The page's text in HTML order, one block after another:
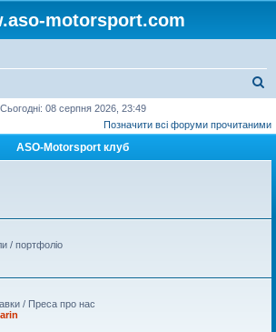
motorsport.com
ш
Сьогодні: 08 серпня 2026, 23:49
Позначити всі форуми прочитаними
ASO-Motorsport клуб
/ портфоліо
/ Преса про нас